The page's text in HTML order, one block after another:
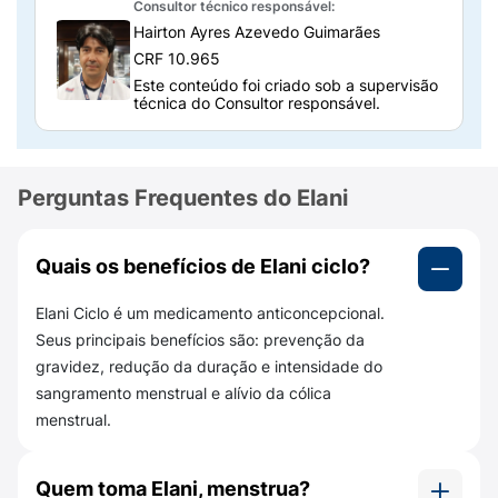
correto de Elani Ciclo. Confira:
O que é e para que serve Elani ciclo?
Elani Ciclo é um medicamento utilizado para
para impedir a ovulação e prevenir a
por mulheres que desejam evitar a gravidez
ou controlar o ciclo menstrual.
Como esse medicamento funciona?
Elani Ciclo combina dois hormônios, o
etinilestradiole o levonorgestrel
impedem que um óvulo seja liberado do
também ajuda a prevenir a implantação do
Consultor técnico responsável:
Hairton Ayres Azevedo Guimarães
CRF 10.965
Este conteúdo foi criado sob a supervisão
técnica do Consultor responsável.
Perguntas Frequentes do Elani
Quais os benefícios de Elani ciclo?
Elani Ciclo é um medicamento anticoncepcional.
Seus principais benefícios são: prevenção da
gravidez, redução da duração e intensidade do
sangramento menstrual e alívio da cólica
menstrual.
Quem toma Elani, menstrua?